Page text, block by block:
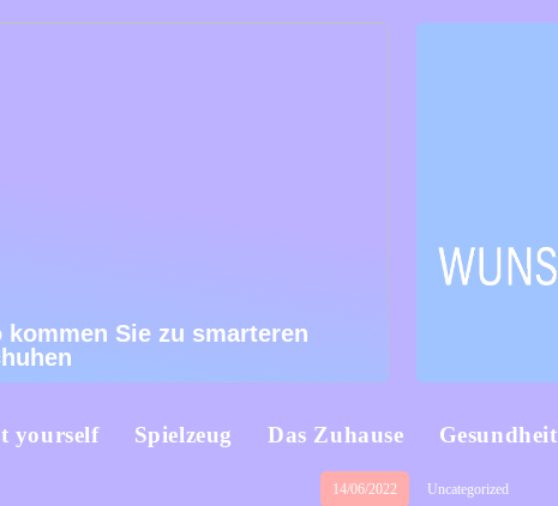
kommen Sie zu smarteren
yourself Spielzeug Das Zuhause Gesundheit
14/06/2022 Uncategorized